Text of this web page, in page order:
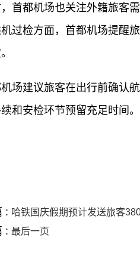
，首都机场也关注外籍旅客
过检方面，首都机场提醒
场建议旅客在出行前确认
和安检环节预留充足时间
: 哈铁国庆假期预计发送旅客
: 最后一页